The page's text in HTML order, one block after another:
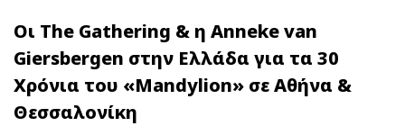
Οι The Gathering & η Anneke van
Giersbergen στην Ελλάδα για τα 30
Χρόνια του «Mandylion» σε Αθήνα &
Θεσσαλονίκη